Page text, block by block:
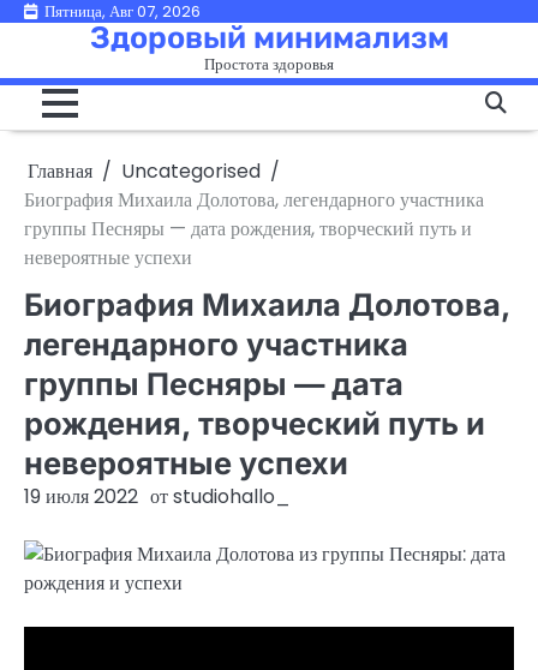
ПерейтиПятница, Авг 07, 2026
Здоровый минимализм
Простота здоровья
Главная
Uncategorised
Биография Михаила Долотова, легендарного участника
группы Песняры — дата рождения, творческий путь и
невероятные успехи
Биография Михаила Долотова,
легендарного участника
группы Песняры — дата
рождения, творческий путь и
невероятные успехи
19 июля 2022 отstudiohallo_